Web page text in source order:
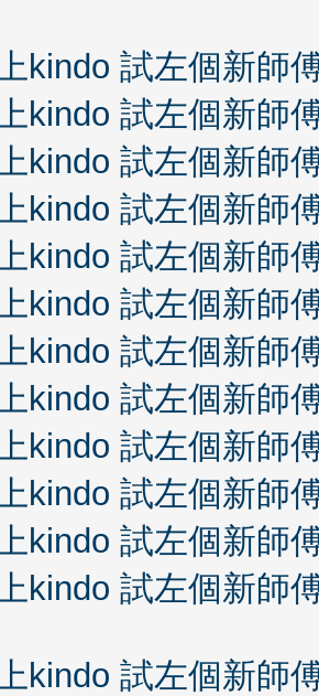
kindo 試左個新師
kindo 試左個新師
kindo 試左個新師
kindo 試左個新師
kindo 試左個新師
kindo 試左個新師
kindo 試左個新師
kindo 試左個新師
kindo 試左個新師
kindo 試左個新師
kindo 試左個新師
kindo 試左個新師
kindo 試左個新師